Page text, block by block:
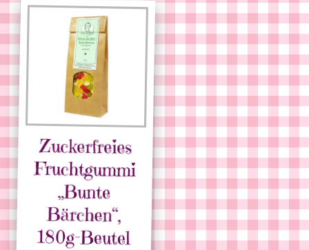
Zuckerfreies
Fruchtgummi
„Bunte
Bärchen“,
180g-Beutel